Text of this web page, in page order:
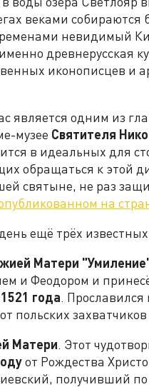
веками
невидимый
именно древнерусская
иконописцев и
является одним из
музее Святителя
в идеальных для
обращаться к этой
святыне, не раз
на
ещё трёх
Матери
и Феодором и
1521 года.
польских
Матери. Этот
от Рождества
получивший